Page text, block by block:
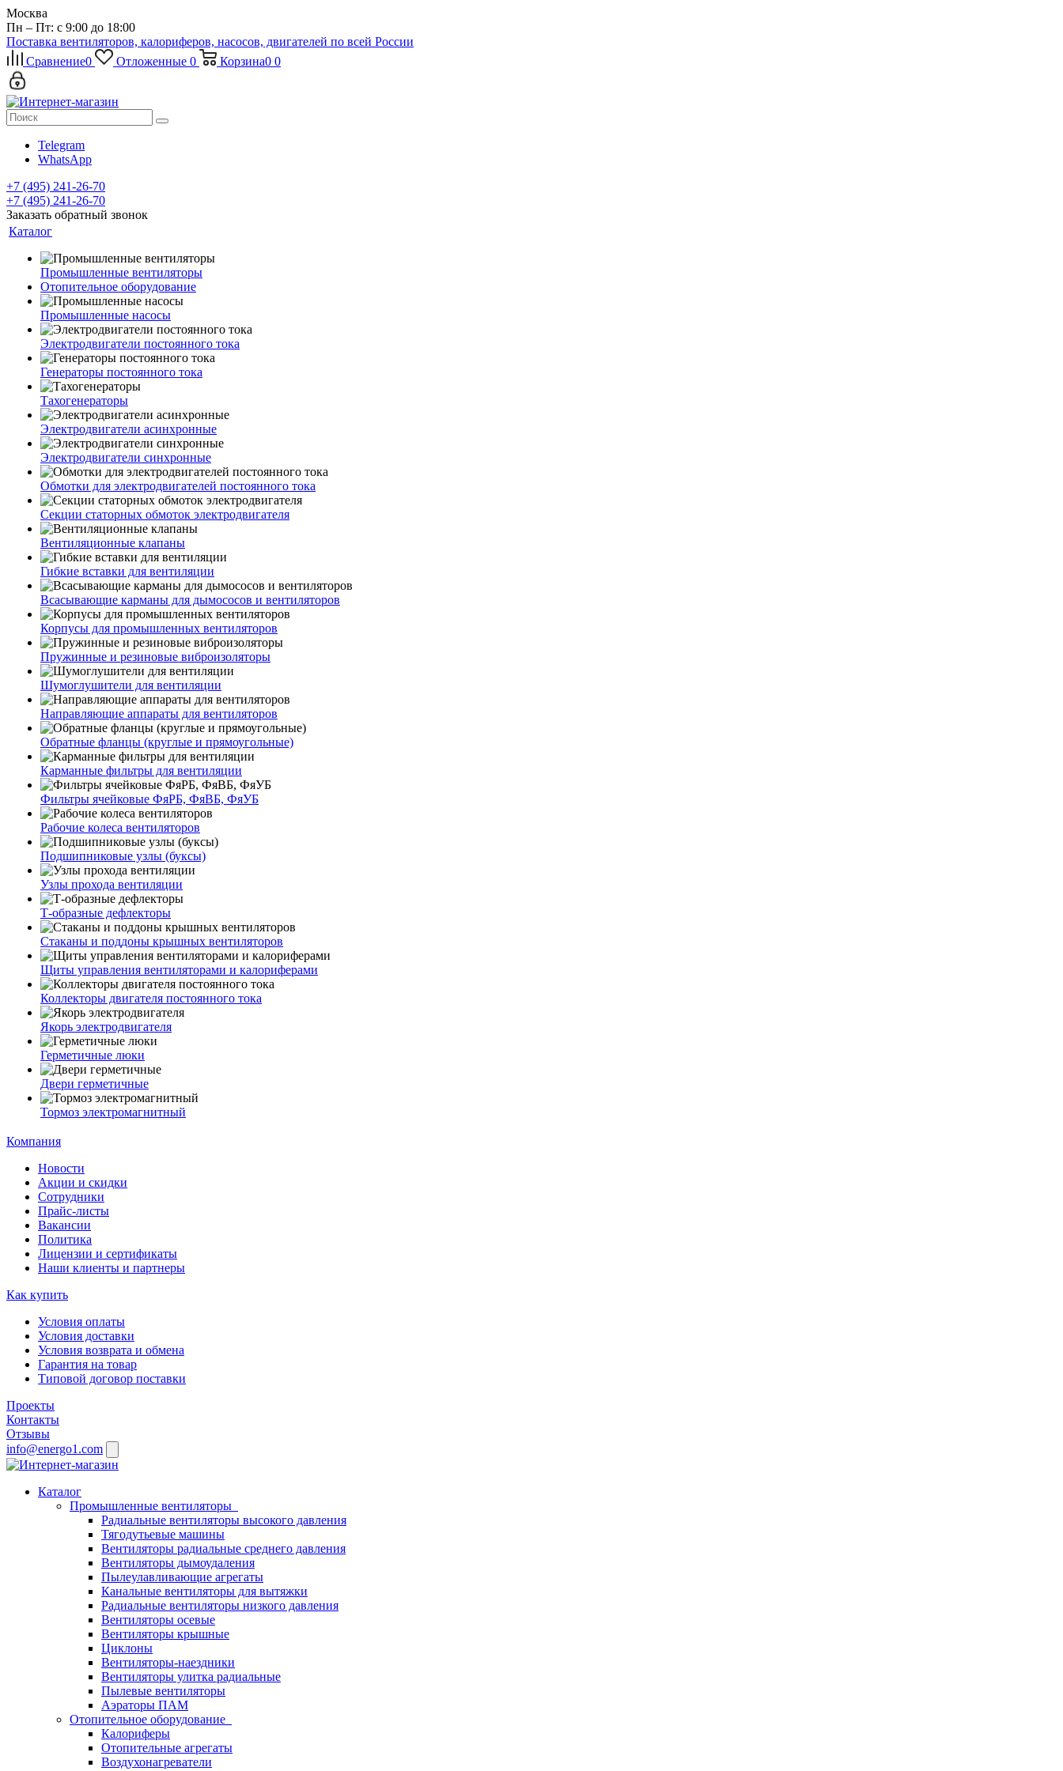
Москва
Пн – Пт: с 9:00 до 18:00
Поставка вентиляторов, калориферов, насосов, двигателей по всей России
Сравнение0 Отложенные 0 Корзина0 0
Telegram
WhatsApp
+7 (495) 241-26-70
+7 (495) 241-26-70
Заказать обратный звонок
Каталог
Промышленные вентиляторы
Отопительное оборудование
Промышленные насосы
Электродвигатели постоянного тока
Генераторы постоянного тока
Тахогенераторы
Электродвигатели асинхронные
Электродвигатели синхронные
Обмотки для электродвигателей постоянного тока
Секции статорных обмоток электродвигателя
Вентиляционные клапаны
Гибкие вставки для вентиляции
Всасывающие карманы для дымососов и вентиляторов
Корпусы для промышленных вентиляторов
Пружинные и резиновые виброизоляторы
Шумоглушители для вентиляции
Направляющие аппараты для вентиляторов
Обратные фланцы (круглые и прямоугольные)
Карманные фильтры для вентиляции
Фильтры ячейковые ФяРБ, ФяВБ, ФяУБ
Рабочие колеса вентиляторов
Подшипниковые узлы (буксы)
Узлы прохода вентиляции
Т-образные дефлекторы
Стаканы и поддоны крышных вентиляторов
Щиты управления вентиляторами и калориферами
Коллекторы двигателя постоянного тока
Якорь электродвигателя
Герметичные люки
Двери герметичные
Тормоз электромагнитный
Компания
Новости
Акции и скидки
Сотрудники
Прайс-листы
Вакансии
Политика
Лицензии и сертификаты
Наши клиенты и партнеры
Как купить
Условия оплаты
Условия доставки
Условия возврата и обмена
Гарантия на товар
Типовой договор поставки
Проекты
Контакты
Отзывы
info@energo1.com
Каталог
Промышленные вентиляторы
Радиальные вентиляторы высокого давления
Тягодутьевые машины
Вентиляторы радиальные среднего давления
Вентиляторы дымоудаления
Пылеулавливающие агрегаты
Канальные вентиляторы для вытяжки
Радиальные вентиляторы низкого давления
Вентиляторы осевые
Вентиляторы крышные
Циклоны
Вентиляторы-наездники
Вентиляторы улитка радиальные
Пылевые вентиляторы
Аэраторы ПАМ
Отопительное оборудование
Калориферы
Отопительные агрегаты
Воздухонагреватели